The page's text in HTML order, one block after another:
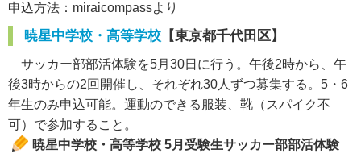
申込方法：miraicompassより
暁星中学校・高等学校 【東京都千代田区】
サッカー部部活体験を5月30日に行う。午後2時から、午
後3時からの2回開催し、それぞれ30人ずつ募集する。5・6
年生のみ申込可能。運動のできる服装、靴（スパイク不
可）で参加すること。
暁星中学校・高等学校 5月受験生サッカー部部活体験